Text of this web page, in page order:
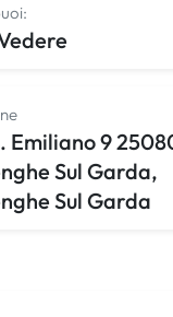
Emiliano 9
Sul Garda,
Sul Garda